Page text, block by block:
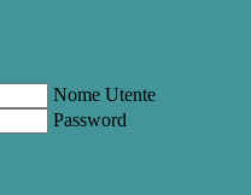
Nome Utente
Password